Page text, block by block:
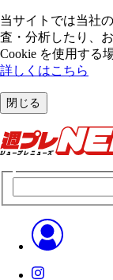
当サイトでは当社
査・分析したり、
Cookie を使⽤する
詳しくはこちら
閉じる